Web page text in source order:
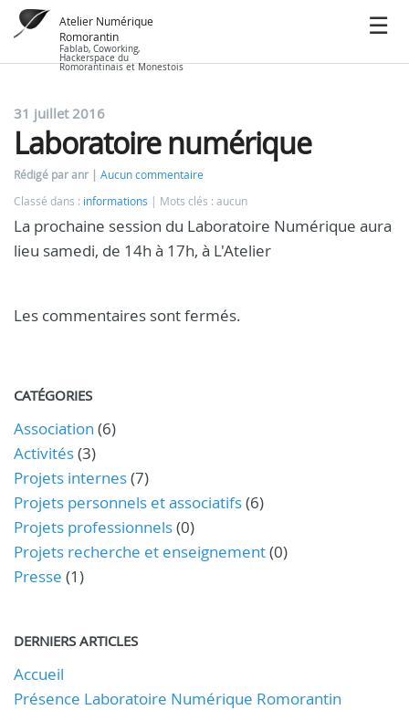
Atelier Numérique
Romorantin
Fablab, Coworking,
Hackerspace du
Romorantinais et Monestois
31 juillet 2016
Laboratoire numérique
Rédigé par anr
Aucun commentaire
Classé dans : informations Mots clés : aucun
La prochaine session du Laboratoire Numérique aura
lieu samedi, de 14h à 17h, à L'Atelier
Les commentaires sont fermés.
CATÉGORIES
Association (6)
Activités(3)
Projets internes(7)
Projets personnels et associatifs(6)
Projets professionnels(0)
Projets recherche et enseignement(0)
Presse (1)
DERNIERS ARTICLES
Accueil
Présence Laboratoire Numérique Romorantin